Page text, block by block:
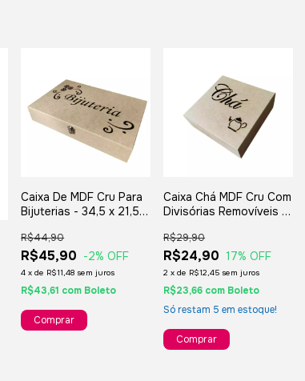
Caixa De MDF Cru Para
Bijuterias - 34,5 x 21,5 x
R$45,90
R$44,90
-2% OFF
4 xde R$11,48 sem juros
R$43,61 com Boleto
Caixa Chá MDF Cru Com
Divisórias Removíveis -
R$24,90
R$29,90
17% OFF
2 xde R$12,45 sem juros
R$23,66 com Boleto
Só restam 5 em estoque!